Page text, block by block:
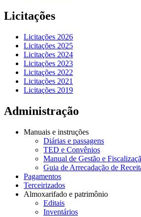
Licitações
Licitações 2026
Licitações 2025
Licitações 2024
Licitações 2023
Licitações 2022
Licitações 2021
Licitações 2019
Administração
Manuais e instruções
Diárias e passagens
TED e Convênios
Manual de Gestão e
Guia de Arrecadação de
Pagamentos
Terceirizados
Almoxarifado e patrimônio
Editais
Inventários